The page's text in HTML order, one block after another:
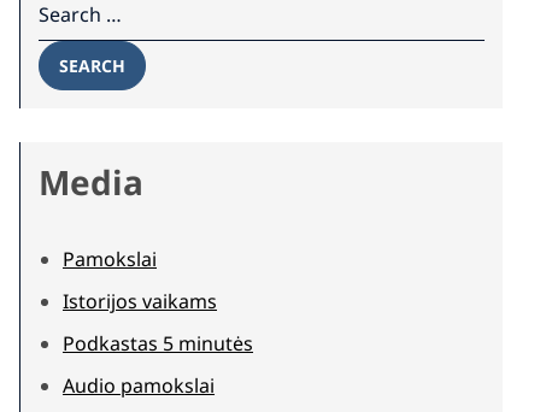
SEARCH
Media
Pamokslai
Istorijos vaikams
Podkastas 5 minutės
Audio pamokslai